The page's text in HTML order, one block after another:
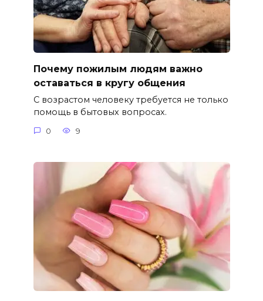
Почему пожилым людям важно
оставаться в кругу общения
С возрастом человеку требуется не только
помощь в бытовых вопросах.
0 9